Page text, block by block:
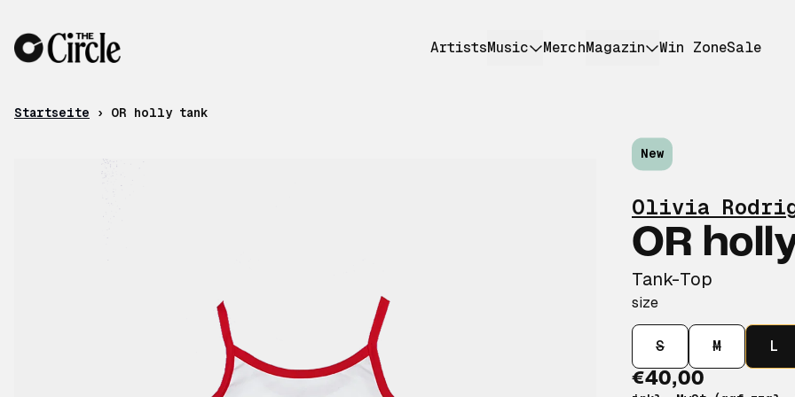
ArtistsMusic MerchMagazin Win ZoneSale
Startseite › OR holly tank
Olivia
OR
Tank-Top
size
S M L
€40,00
New